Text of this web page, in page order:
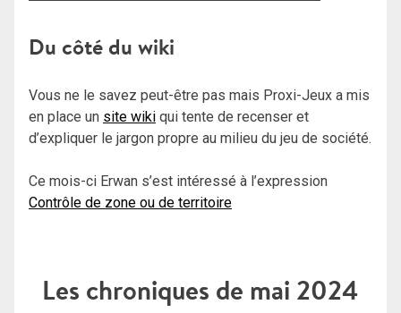
Du côté du wiki
Vous ne le savez peut-être pas mais Proxi-Jeux a mis
en place un site wiki qui tente de recenser et
d’expliquer le jargon propre au milieu du jeu de société.
Ce mois-ci Erwan s’est intéressé à l’expression
Contrôle de zone ou de territoire
Les chroniques de mai 2024